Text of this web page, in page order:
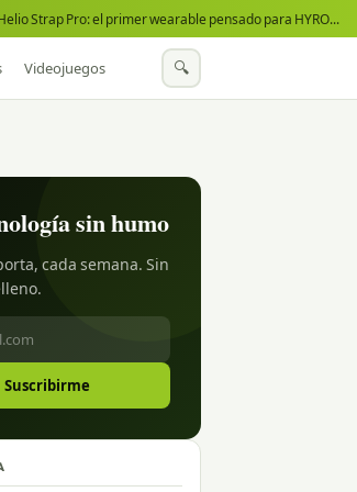
Strap Pro: el primer wearable pensado para HYROX
Videojuegos 🔍
sin humo
cada semana. Sin
Suscribirme